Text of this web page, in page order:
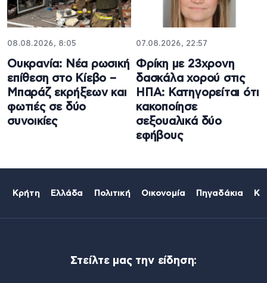
08.08.2026, 8:05
Ουκρανία: Νέα ρωσική
επίθεση στο Κίεβο –
Μπαράζ εκρήξεων και
φωτιές σε δύο
συνοικίες
07.08.2026, 22:57
Φρίκη με 23χρονη
δασκάλα χορού στις
ΗΠΑ: Κατηγορείται ότι
κακοποίησε
σεξουαλικά δύο
εφήβους
Κρήτη Ελλάδα Πολιτική Οικονομία Πηγαδάκια
Στείλτε μας την είδηση: